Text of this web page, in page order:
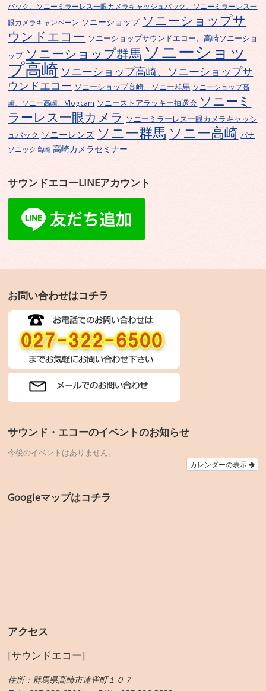
バック、ソニーミラーレス一眼カメラキャッシュバック、ソニーミラーレス一
眼カメラキャンペーン ソニーショップ ソニーショップサ
ウンドエコー ソニーショップサウンドエコー、高崎ソニーショ
ップ ソニーショップ群馬 ソニーショッ
プ高崎 ソニーショップ高崎、ソニーショップサ
ウンドエコー ソニーショップ高崎、ソニー群馬 ソニーショップ高
崎、ソニー高崎、Vlogcam ソニーストアラッキー抽選会 ソニーミ
ラーレス一眼カメラ ソニーミラーレス一眼カメラキャッシ
ュバック ソニーレンズ ソニー群馬 ソニー高崎 パナ
ソニック高崎 高崎カメラセミナー
サウンドエコーLINEアカウント
お問い合わせはコチラ
サウンド・エコーのイベントのお知らせ
今後のイベントはありません。
カレンダーの表示
Googleマップはコチラ
アクセス
[サウンドエコー]
住所：群馬県高崎市連雀町１０７